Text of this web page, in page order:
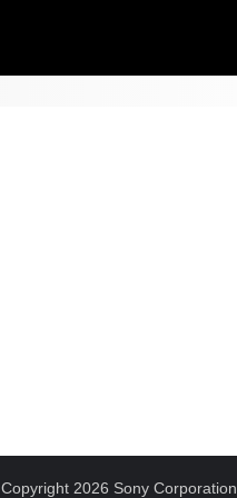
Copyright 2026 Sony Corporation